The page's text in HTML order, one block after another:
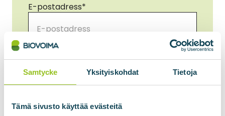
Samtycke Yksityiskohdat Tietoja
Tämä sivusto käyttää evästeitä
E-postadress*
Samtycke*
Jag samtycker till att mina uppgifter
används i enlighet med
integritetspolicyn.*